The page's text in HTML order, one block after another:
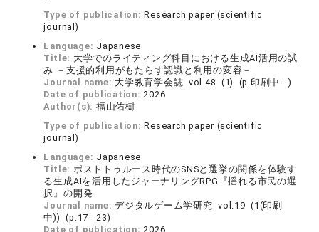
Type of publication:Research paper (scientific
journal)
Language: Japanese
Title: 大学でのライティング科目における生成AI活用の試
み －支援的利用がもたらす認識と利用の変容－
Journal name: 大学教育学会誌 vol.48 (1) (p.印刷中 - )
Date of publication: 2026
Author(s): 福山佑樹
Type of publication:Research paper (scientific
journal)
Language: Japanese
Title: ポストトゥルース時代のSNSと選挙の関係を体験す
る生成AIを活用したジャーナリングRPG『揺れる市民の選
択』の開発
Journal name:デジタルゲーム学研究 vol.19 (1(印刷
中)) (p.17 - 23)
Date of publication: 2026